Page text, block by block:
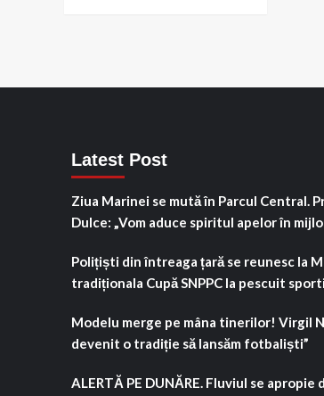
Latest Post
Ziua Marinei se mută în Parcul Central.
Dulce: „Vom aduce spiritul apelor în
Polițiști din întreaga țară se reunesc la
tradiționala Cupă SNPPC la pescuit
Modelu merge pe mâna tinerilor! Virgil
devenit o tradiție să lansăm fotbaliști”
ALERTĂ PE DUNĂRE. Fluviul se apropie